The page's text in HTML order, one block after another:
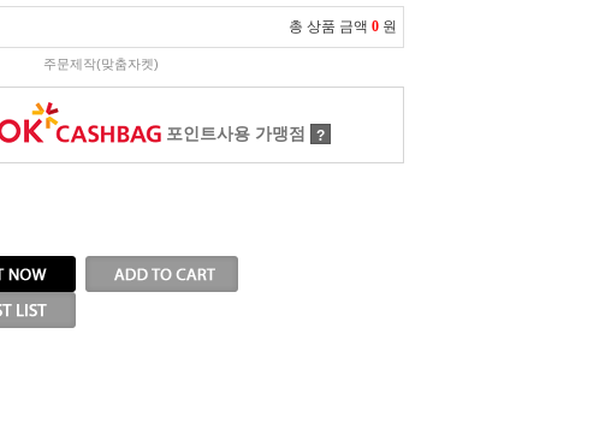
총 상품 금액 0 원
주문제작(맞춤자켓)
포인트사용 가맹점 ?